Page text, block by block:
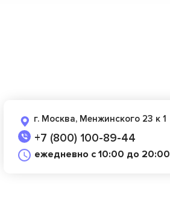
г. Москва, Менжинского 23 к 1
+7 (800) 100-89-44
ежедневно с 10:00 до 20:00